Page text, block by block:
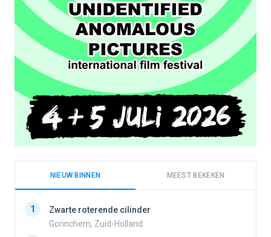
NIEUW BINNEN MEEST BEKEKEN
1
Zwarte roterende cilinder
Gorinchem, Zuid-Holland